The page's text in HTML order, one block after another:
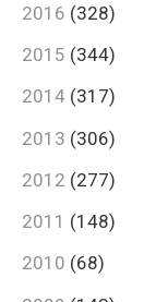
2016 (328)
2015 (344)
2014 (317)
2013 (306)
2012 (277)
2011 (148)
2010 (68)